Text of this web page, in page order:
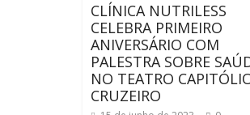
CLÍNICA NUTRILESS
CELEBRA PRIMEIRO
ANIVERSÁRIO COM
PALESTRA SOBRE
NO TEATRO
CRUZEIRO